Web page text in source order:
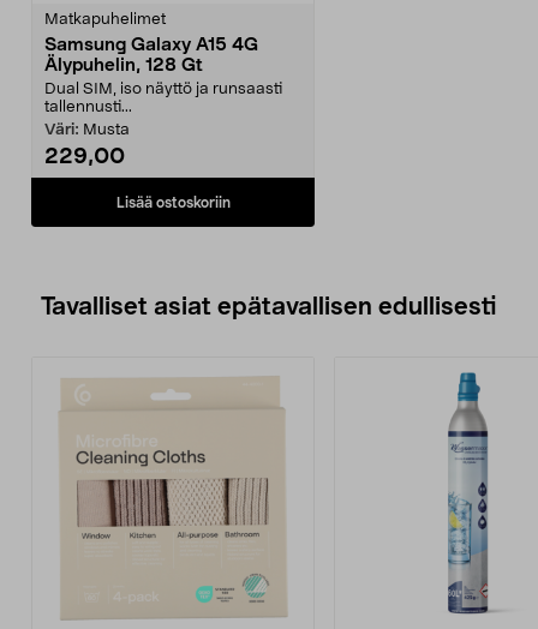
Matkapuhelimet
Samsung Galaxy A15 4G
Älypuhelin, 128 Gt
Dual SIM, iso näyttö ja runsaasti
tallennusti...
Väri: Musta
229,00
Lisää ostoskoriin
Tavalliset asiat epätavallisen edullisesti